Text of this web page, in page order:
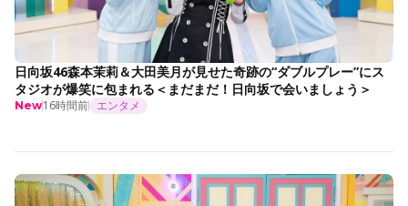
日向坂46森本茉莉＆大田美月が見せた奇跡の“ダブルプレー”にス
タジオが爆笑に包まれる＜まだまだ！日向坂で会いましょう＞
New16時間前 エンタメ